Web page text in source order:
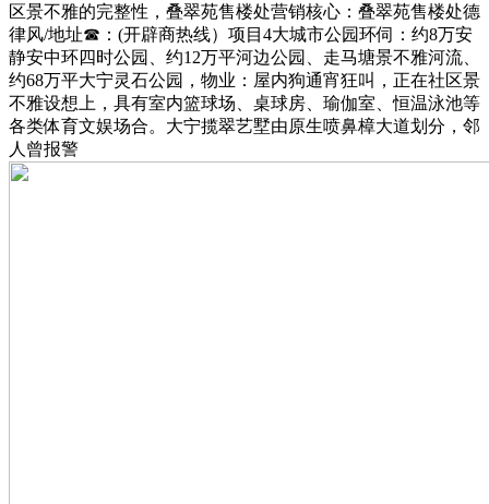
区景不雅的完整性，叠翠苑售楼处营销核心：叠翠苑售楼处德
律风/地址☎：(开辟商热线）项目4大城市公园环伺：约8万安
静安中环四时公园、约12万平河边公园、走马塘景不雅河流、
约68万平大宁灵石公园，物业：屋内狗通宵狂叫，正在社区景
不雅设想上，具有室内篮球场、桌球房、瑜伽室、恒温泳池等
各类体育文娱场合。大宁揽翠艺墅由原生喷鼻樟大道划分，邻
人曾报警